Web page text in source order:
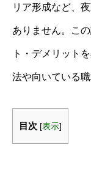
リア形成など、
ありません。こ
ト・デメリット
法や向いている
目次 [表示]